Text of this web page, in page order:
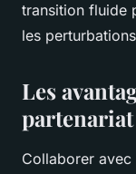
transition fluide
les
Les
partenariat
Collaborer